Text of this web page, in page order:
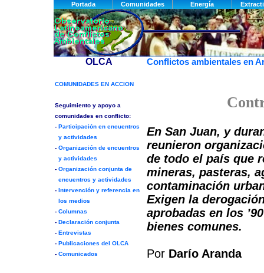
Conflictos ambientales en
En San Juan, y
reunieron
de todo el país que
mineras, pasteras,
contaminación
Exigen la
aprobadas en los
bienes comunes.
Por Darío Aranda